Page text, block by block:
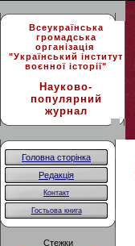
Всеукраїнська
громадська
організація
"Український інститут
воєнної історії"
Науково-
популярний
журнал
Головна сторінка
Редакція
Контакт
Гостьова книга
Стежки